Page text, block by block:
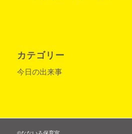
カテゴリー
今日の出来事